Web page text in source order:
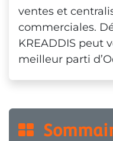
ventes et
commerciales.
KREADDIS peut
meilleur parti